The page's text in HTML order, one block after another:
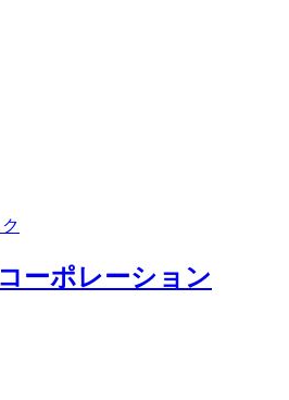
ーポレーション